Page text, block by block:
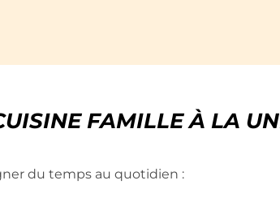
FAMILLE À LA
du temps au quotidien :